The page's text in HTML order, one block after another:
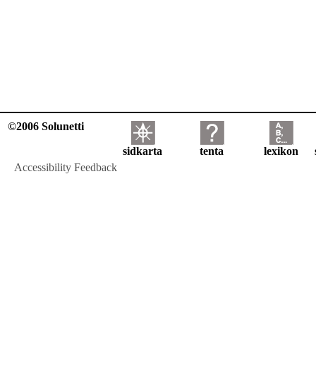
©2006 Solunetti
sidkarta tenta lexikon
Accessibility Feedback